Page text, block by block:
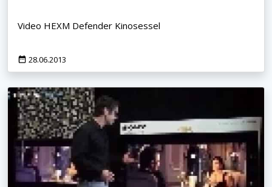
Video HEXM Defender Kinosessel
28.06.2013